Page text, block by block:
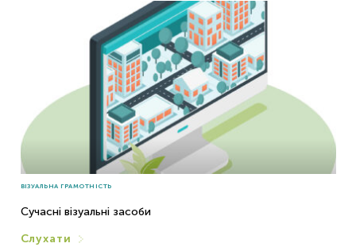
Реклама і PR
Теорія і методика журналістської творчості
Теорія масової інформації
Теорія та історія соціальних комунікацій
Фотожурналістика
ВІЗУАЛЬНА ГРАМОТНІСТЬ
Сучасні візуальні засоби
Слухати